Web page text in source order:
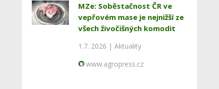
MZe: Soběstačnost ČR ve
vepřovém mase je nejnižší ze
všech živočišných komodit
1.7. 2026 | Aktuality
www.agropress.cz